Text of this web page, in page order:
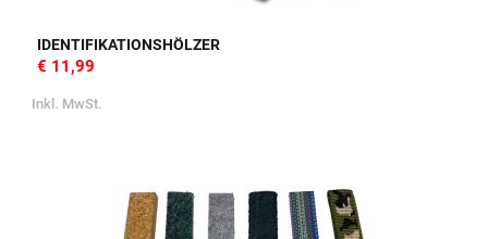
IDENTIFIKATIONSHÖLZER
€ 11,99
Inkl. MwSt.